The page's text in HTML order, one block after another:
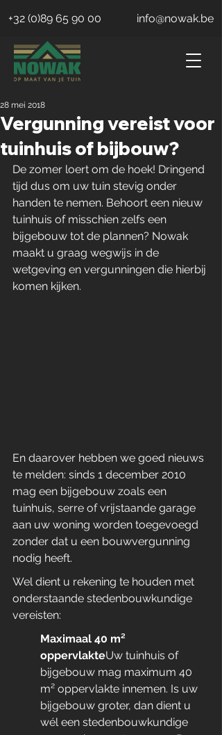
+32 (0)89 65 90 00 info@nowak.be
Vergunning vereist voor
tuinhuis of bijbouw?
28 mei 2018
De zomer loert om de hoek! Dringend
tijd dus om uw tuin stevig onder
handen te nemen. Behoort een nieuw
tuinhuis of misschien zelfs een
bijgebouw tot de plannen? Nowak
maakt u graag wegwijs in de
wetgeving en vergunningen die hierbij
komen kijken.
En daarover hebben we goed nieuws
te melden: sinds 1 december 2010
mag een bijgebouw zoals een
tuinhuis, serre of vrijstaande garage
aan uw woning worden toegevoegd
zonder dat u een bouwvergunning
nodig heeft.
Wel dient u rekening te houden met
onderstaande stedenbouwkundige
vereisten:
Maximaal 40 m²
oppervlakteUw tuinhuis of
bijgebouw mag maximum 40
m² oppervlakte innemen. Is uw
bijgebouw groter, dan dient u
wél een stedenbouwkundige